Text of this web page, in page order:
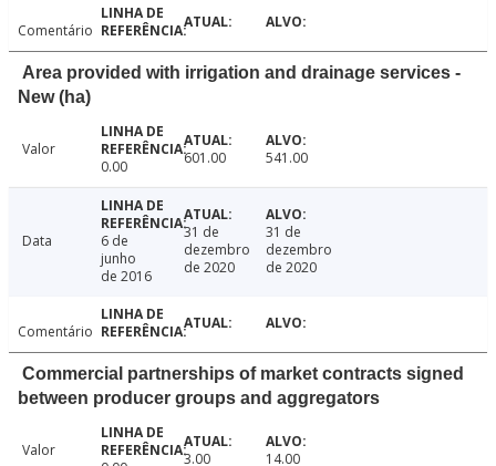
Comentário
Area provided with irrigation and drainage services -
New (ha)
Valor
0.00
601.00 541.00
Data
6 de
junho
de 2016
31 de
dezembro
de 2020
31 de
dezembro
de 2020
Comentário
Commercial partnerships of market contracts signed
between producer groups and aggregators
Valor
3.00 14.00